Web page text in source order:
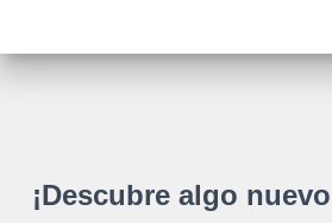
¡Descubre algo